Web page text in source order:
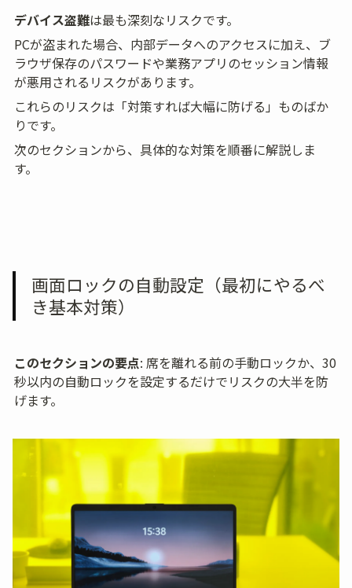
デバイス盗難は最も深刻なリスクです。
PCが盗まれた場合、内部データへのアクセスに加え、ブ
ラウザ保存のパスワードや業務アプリのセッション情報
が悪用されるリスクがあります。
これらのリスクは「対策すれば大幅に防げる」ものばか
りです。
次のセクションから、具体的な対策を順番に解説しま
す。
画面ロックの自動設定（最初にやるべ
き基本対策）
このセクションの要点: 席を離れる前の手動ロックか、30
秒以内の自動ロックを設定するだけでリスクの大半を防
げます。